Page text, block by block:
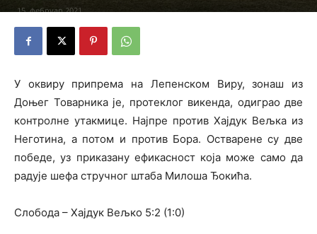
15. фебруар 2021.
У оквиру припрема на Лепенском Виру, зонаш из
Доњег Товарника је, протеклог викенда, одиграо две
контролне утакмице. Најпре против Хајдук Вељка из
Неготина, а потом и против Бора. Остварене су две
победе, уз приказану ефикасност која може само да
радује шефа стручног штаба Милоша Ђокића.
Слобода – Хајдук Вељко 5:2 (1:0)